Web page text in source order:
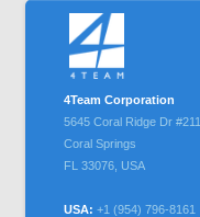
4Team Corporation
5645 Coral Ridge Dr #211
Coral Springs
FL 33076 USA
USA: +1 (954) 796-8161